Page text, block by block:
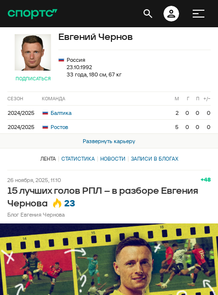
ПОДПИСАТЬСЯ
Евгений Чернов
Россия
23.10.1992
33 года, 180 см, 67 кг
СЕЗОН КОМАНДА М Г П +/−
2024/2025 Балтика 2 0 0
0
2024/2025
Ростов 5 0 0
0
Развернуть карьеру
ЛЕНТА СТАТИСТИКА НОВОСТИ ЗАПИСИ В БЛОГАХ
+48
26 ноября, 2025, 11:10
15 лучших голов РПЛ – в разборе Евгения
Чернова
23
Блог Евгения Чернова